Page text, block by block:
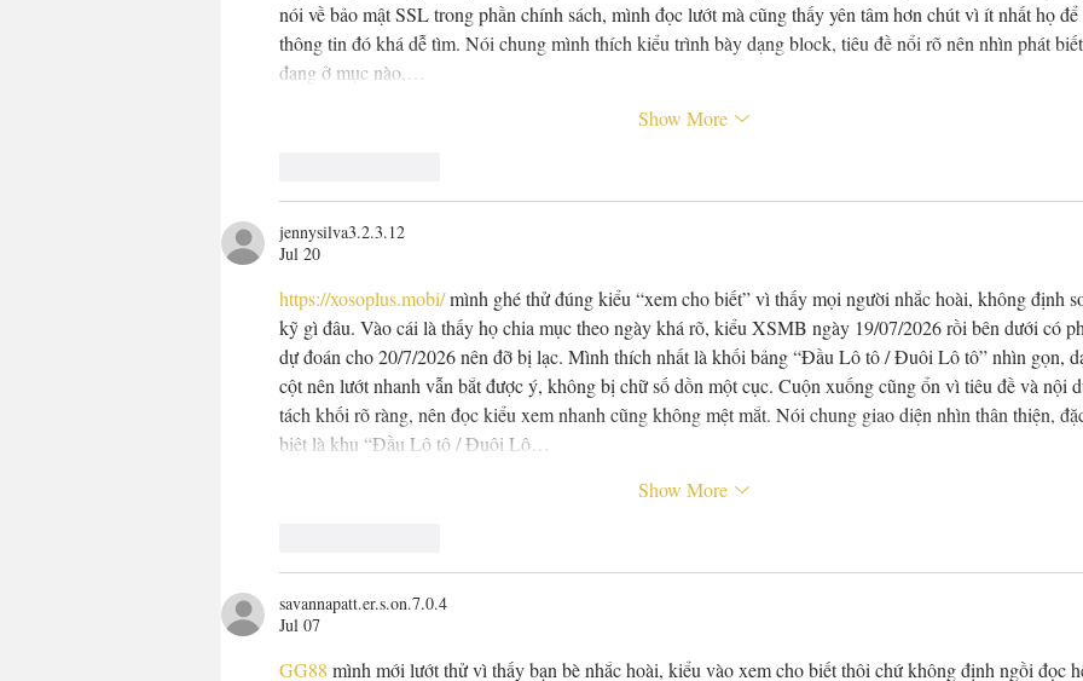
nói về bảo mật SSL trong phần chính sách, mình đọc lướt mà cũng thấy yên tâm hơn chút vì ít nhất họ để
thông tin đó khá dễ tìm. Nói chung mình thích kiểu trình bày dạng block, tiêu đề nổi rõ nên nhìn phát biết
đang ở mục nào,…
Show More
jennysilva3.2.3.12
Jul 20
https://xosoplus.mobi/ mình ghé thử đúng kiểu “xem cho biết” vì thấy mọi người nhắc hoài, không định
kỹ gì đâu. Vào cái là thấy họ chia mục theo ngày khá rõ, kiểu XSMB ngày 19/07/2026 rồi bên dưới có
dự đoán cho 20/7/2026 nên đỡ bị lạc. Mình thích nhất là khối bảng “Đầu Lô tô / Đuôi Lô tô” nhìn gọn,
cột nên lướt nhanh vẫn bắt được ý, không bị chữ số dồn một cục. Cuộn xuống cũng ổn vì tiêu đề và nội
tách khối rõ ràng, nên đọc kiểu xem nhanh cũng không mệt mắt. Nói chung giao diện nhìn thân thiện,
biệt là khu “Đầu Lô tô / Đuôi Lô…
Show More
savannapatt.er.s.on.7.0.4
Jul 07
GG88 mình mới lướt thử vì thấy bạn bè nhắc hoài, kiểu vào xem cho biết thôi chứ không định ngồi đọc